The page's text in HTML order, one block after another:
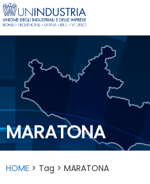
MARATONA
HOME > Tag > MARATONA